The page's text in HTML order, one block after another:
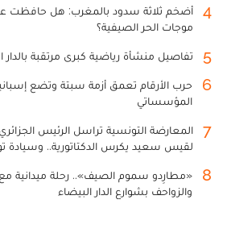
4
أضخم ثلاثة سدود بالمغرب: هل حافظت
موجات الحر الصيفية؟
5 تفاصيل منشأة رياضية كبرى مرتقبة بالدار
6
حرب الأرقام تعمق أزمة سبتة وتضع
المؤسساتي
7
المعارضة التونسية تراسل الرئيس
لقيس سعيد يكرس الدكتاتورية.. وسيادة
8
«مطارِدو سموم الصيف».. رحلة ميدانية
والزواحف بشوارع الدار البيضاء